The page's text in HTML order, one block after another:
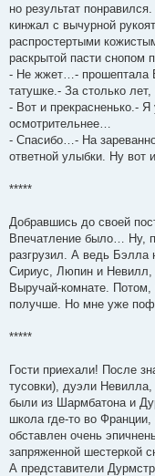
но результат
кинжал с вычурной
распростертыми
раскрытой пасти снопом
- Не жжет…- прошептала
татушке.- За столько лет,
- Вот и прекрасненько.-
осмотрительнее…
- Спасибо…- На
ответной улыбки. Ну вот
*****
Добравшись до своей
Впечатление было… Ну,
разгрузил. А ведь Бэлла
Сириус, Люпин и Невилл,
Выручай-комнате.
получше. Но мне уже
*****
Гости приехали! После
тусовки), дуэли
были из Шармбатона и
школа где-то во
обставлен очень
запряженной шестеркой
А представители